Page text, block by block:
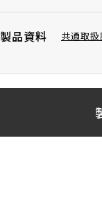
製品資料 共通取